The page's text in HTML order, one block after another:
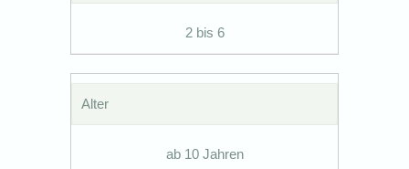
2 bis 6
Alter
ab 10 Jahren